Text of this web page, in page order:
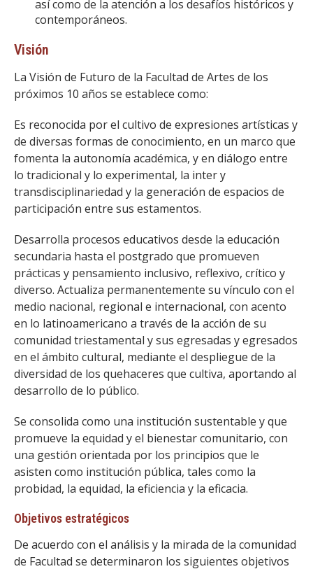
así como de la atención a los desafíos históricos y
contemporáneos.
Visión
La Visión de Futuro de la Facultad de Artes de los
próximos 10 años se establece como:
Es reconocida por el cultivo de expresiones artísticas y
de diversas formas de conocimiento, en un marco que
fomenta la autonomía académica, y en diálogo entre
lo tradicional y lo experimental, la inter y
transdisciplinariedad y la generación de espacios de
participación entre sus estamentos.
Desarrolla procesos educativos desde la educación
secundaria hasta el postgrado que promueven
prácticas y pensamiento inclusivo, reflexivo, crítico y
diverso. Actualiza permanentemente su vínculo con el
medio nacional, regional e internacional, con acento
en lo latinoamericano a través de la acción de su
comunidad triestamental y sus egresadas y egresados
en el ámbito cultural, mediante el despliegue de la
diversidad de los quehaceres que cultiva, aportando al
desarrollo de lo público.
Se consolida como una institución sustentable y que
promueve la equidad y el bienestar comunitario, con
una gestión orientada por los principios que le
asisten como institución pública, tales como la
probidad, la equidad, la eficiencia y la eficacia.
Objetivos estratégicos
De acuerdo con el análisis y la mirada de la comunidad
de Facultad se determinaron los siguientes objetivos